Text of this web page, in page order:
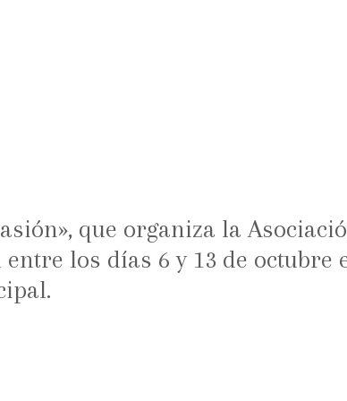
que organiza la
los días 6 y 13 de octubre